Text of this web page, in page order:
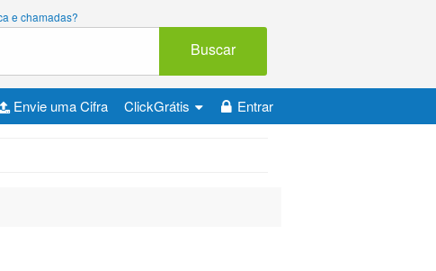
e chamadas?
Buscar
Entrar
ClickGrátis
Envie uma Cifra